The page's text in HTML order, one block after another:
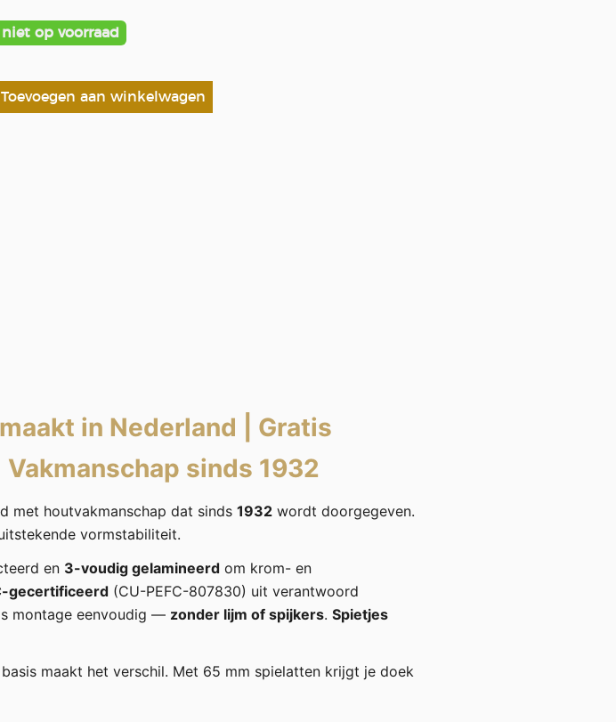
op voorraad
in Nederland
Gratis
Vakmanschap sinds 1932
met houtvakmanschap dat sinds 1932 wordt doorgegeven.
vormstabiliteit.
en 3-voudig gelamineerd om krom- en
gecertificeerd (CU-PEFC-807830) uit verantwoord
montage eenvoudig — zonder lijm of spijkers. Spietjes
maakt het verschil. Met 65 mm spielatten krijgt je doek